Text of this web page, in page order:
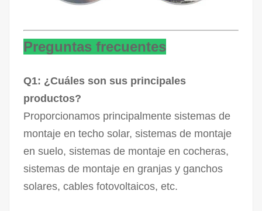
Preguntas frecuentes
Q1: ¿Cuáles son sus principales
productos?
Proporcionamos principalmente sistemas de
montaje en techo solar, sistemas de montaje
en suelo, sistemas de montaje en cocheras,
sistemas de montaje en granjas y ganchos
solares, cables fotovoltaicos, etc.